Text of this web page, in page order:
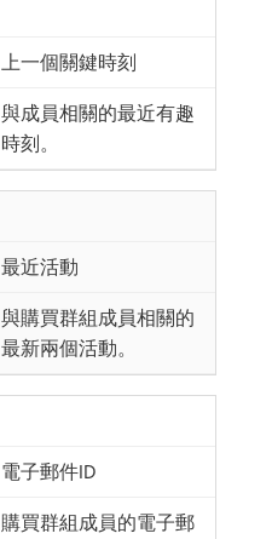
上一個關鍵時刻
與成員相關的最近有趣
時刻。
最近活動
與購買群組成員相關的
最新兩個活動。
電子郵件ID
購買群組成員的電子郵